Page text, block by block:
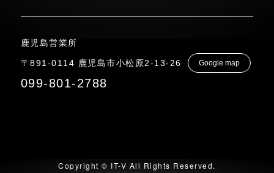
鹿児島営業所
〒891-0114 鹿児島市小松原2-13-26 Google map
099-801-2788
Copyright © IT-V All Rights Reserved.